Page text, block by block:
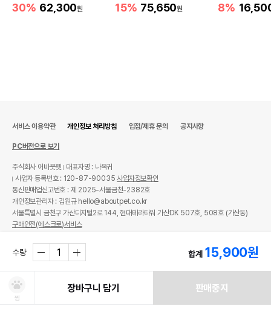
30% 62,300원 15% 75,650원 8%
수량 합계 15,900원
찜
장바구니 담기 판매중지
서비스 이용약관 개인정보 처리방침 입점/제휴 문의 공지사항
PC버전으로 보기
주식회사 어바웃펫
대표자명 : 나옥귀
사업자 등록번호 : 120-87-90035사업자정보확인
통신판매업신고번호 : 제 2025-서울금천-2382호
개인정보관리자 : 김원규 hello@aboutpet.co.kr
서울특별시 금천구 가산디지털2로 144, 현대테라타워 가산DK 507호, 508호 (가산동)
구매안전(에스크로)서비스